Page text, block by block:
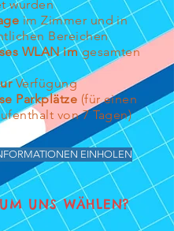
wurden
im Zimmer und in
Bereichen
WLAN imgesamten
Verfügung
Parkplätze (für einen
von 7 Tagen)
EINHOLEN
UNS WÄHLEN?